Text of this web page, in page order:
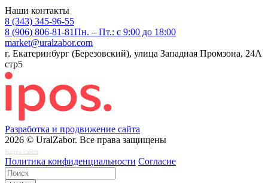
Наши контакты
8 (343) 345-96-55
8 (906) 806-81-81Пн. – Пт.: с 9:00 до 18:00
market@uralzabor.com
г. Екатеринбург (Березовский), улица Западная Промзона, 24А
стр5
Разработка и продвижение сайта
2026 © UralZabor. Все права защищены
Карта сайта
Политика конфиденциальности Согласие